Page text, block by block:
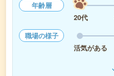
年齢層
20代
職場の様子
活気がある